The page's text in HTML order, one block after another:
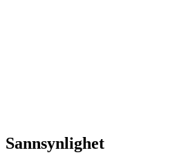
Sannsynlighet